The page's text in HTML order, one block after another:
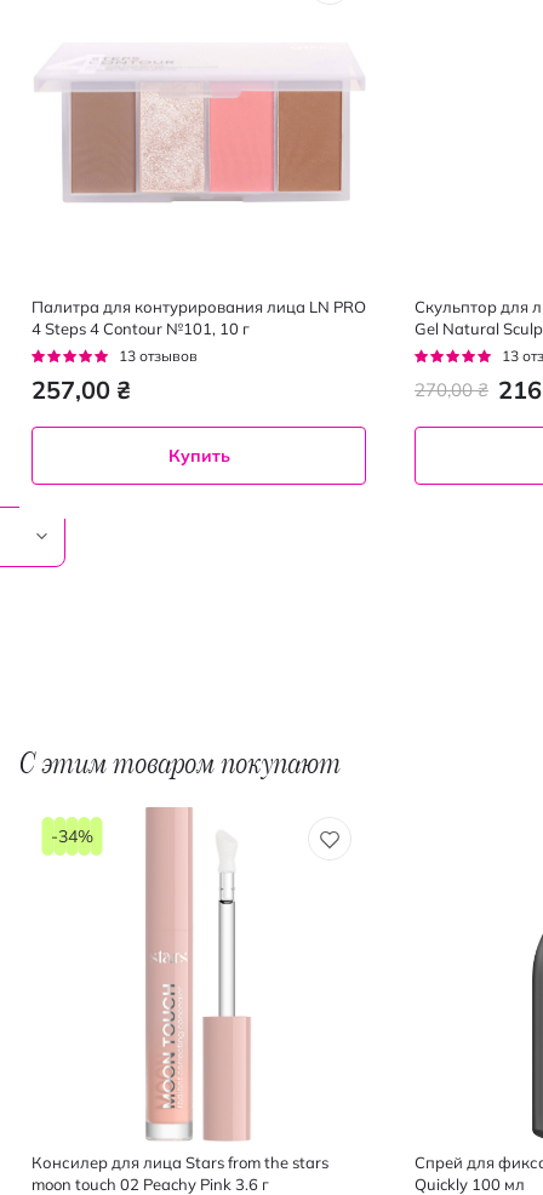
Палитра для контурирования лица LN PRO
4 Steps 4 Contour №101, 10 г
Рейтинг:
13 отзывов
257,00 ₴
Купить
Скульптор для
Gel Natural
оттенок 105, 15
Рейтинг:
13
270,00 ₴
С этим товаром покупают
Консилер для лица Stars from the stars
moon touch 02 Peachy Pink 3.6 г
-34%
Спрей для
Quickly 100 мл